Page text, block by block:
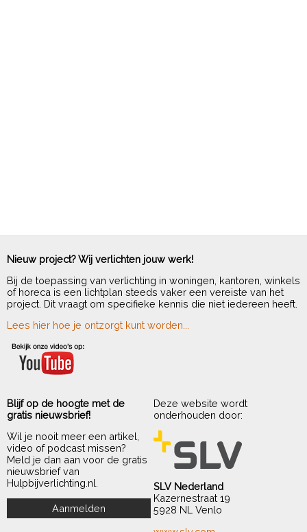
Nieuw project? Wij verlichten jouw werk!
Bij de toepassing van verlichting in woningen, kantoren, winkels
of horeca is een lichtplan steeds vaker een vereiste van het
project. Dit vraagt om specifieke kennis die niet iedereen heeft.
Lees hier hoe je ontzorgt kunt worden...
Blijf op de hoogte met de
gratis nieuwsbrief!
Wil je nooit meer een artikel,
video of podcast missen?
Meld je dan aan voor de gratis
nieuwsbrief van
Hulpbijverlichting.nl.
Deze website wordt
onderhouden door:
SLV Nederland
Kazernestraat 19
5928 NL Venlo